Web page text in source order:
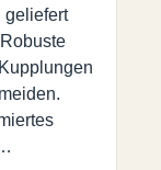
geliefert